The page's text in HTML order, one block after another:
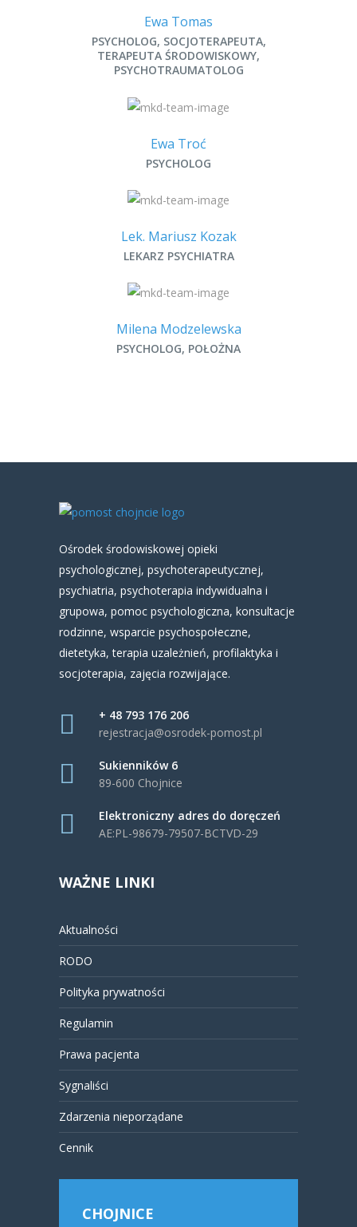
Ewa Tomas
PSYCHOLOG, SOCJOTERAPEUTA,
TERAPEUTA ŚRODOWISKOWY,
PSYCHOTRAUMATOLOG
Ewa Troć
PSYCHOLOG
Lek. Mariusz Kozak
LEKARZ PSYCHIATRA
Milena Modzelewska
PSYCHOLOG, POŁOŻNA
Ośrodek środowiskowej opieki
psychologicznej, psychoterapeutycznej,
psychiatria, psychoterapia indywidualna i
grupowa, pomoc psychologiczna, konsultacje
rodzinne, wsparcie psychospołeczne,
dietetyka, terapia uzależnień, profilaktyka i
socjoterapia, zajęcia rozwijające.
+ 48 793 176 206
rejestracja@osrodek-pomost.pl
Sukienników 6
89-600 Chojnice
Elektroniczny adres do doręczeń
AE:PL-98679-79507-BCTVD-29
WAŻNE LINKI
Aktualności
RODO
Polityka prywatności
Regulamin
Prawa pacjenta
Sygnaliści
Zdarzenia nieporządane
Cennik
CHOJNICE